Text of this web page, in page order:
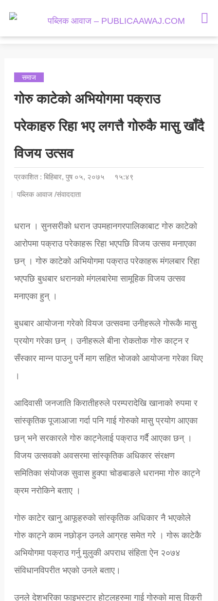
समाचार
समाज
अर्थतन्त्र
राशिफल
समाज
गोरु काटेको अभियोगमा पक्राउ
परेकाहरु रिहा भए लगत्तै गोरुकै मासु खाँदै
विजय उत्सव
प्रकाशित : बिहिबार, पुष ०५, २०७५ १५:४९
पब्लिक आवाज /संवाददाता
धरान । सुनसरीको धरान उपमहानगरपालिकाबाट गोरु काटेको
आरोपमा पक्राउ परेकाहरू रिहा भएपछि विजय उत्सव मनाएका
छन् । गोरु काटेको अभियोगमा पक्राउ परेकाहरू मंगलबार रिहा
भएपछि बुधबार धरानकाे मंगलबारेमा सामूहिक विजय उत्सव
मनाएका हुन् ।
बुधबार आयाेजना गरेकाे वियज उत्सवमा उनीहरूले गाेरूकै मासु
प्रयाेग गरेका छन् । उनीहरूले बीना रोकतोक गोरु काट्न र
सँस्कार मान्न पाउनु पर्ने माग सहित भाेजकाे आयोजना गरेका थिए
।
आदिवासी जनजाति किरातीहरुले परम्परादेखि खानाको रुपमा र
सांस्कृतिक पूजाआजा गर्दा पनि गाई गोरुको मासु प्रयोग आएका
छन् भने सरकारले गोरु काट्नेलाई पक्राउ गर्दै आएका छन् ।
विजय उत्सवको अवसरमा सांस्कृतिक अधिकार संरक्षण
समितिका संयोजक सुवास हुक्पा चोङबाङले धरानमा गोरु काट्ने
क्रम नरोकिने बताए ।
गोरु काटेर खानु आफूहरुको सांस्कृतिक अधिकार नै भएकोले
गोरु काट्ने काम नछोड्न उनले आग्रह समेत गरे । गाेरू काटेकै
अभियाेगमा पक्राउ गर्नु मुलुकी अपराध संहिता ऐन २०७४
संविधानविपरीत भएकाे उनले बताए।
उनले देशभरिका फाइभस्टार होटलहरुमा गाई गोरुको मासु विक्री